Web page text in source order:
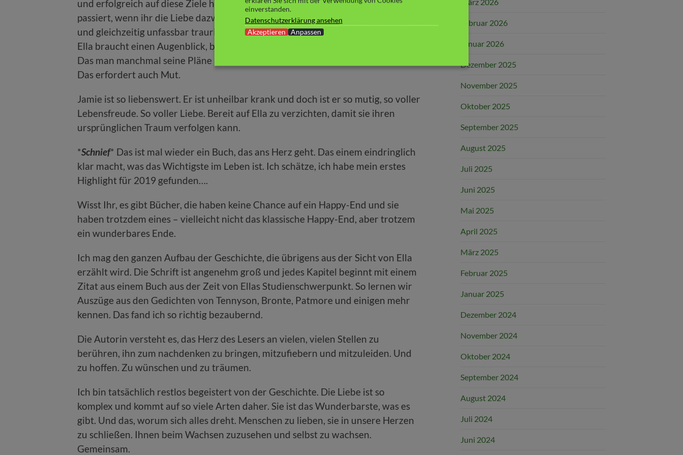
und erfolgreich auf diese Ziele hinarbeitet. Doch eines hat sie nicht bedacht: was
passiert, wenn ihr die Liebe dazwischen kommt? Eine Liebe, die so wunderbar
und gleichzeitig unfassbar traurig ist, denn ihre irdische Zeit ist begrenzt. Und
Ella braucht einen Augenblick, bis ihr klar wird, was sie wirklich im Leben will.
Das man manchmal seine Pläne ändert, weil der Plan ein anderer geworden ist.
Das erfordert auch Mut.
Jamie ist so liebenswert. Er ist unheilbar krank und doch ist er so mutig, so voller
Lebensfreude. So voller Liebe. Bereit auf Ella zu verzichten, damit sie ihren
ursprünglichen Traum verfolgen kann.
*Schnief* Das ist mal wieder ein Buch, das ans Herz geht. Das einem eindringlich
klar macht, was das Wichtigste im Leben ist. Ich schätze, ich habe mein erstes
Highlight für 2019 gefunden….
Wisst Ihr, es gibt Bücher, die haben keine Chance auf ein Happy-End und sie
haben trotzdem eines – vielleicht nicht das klassische Happy-End, aber trotzem
ein wunderbares Ende.
Ich mag den ganzen Aufbau der Geschichte, die übrigens aus der Sicht von Ella
erzählt wird. Die Schrift ist angenehm groß und jedes Kapitel beginnt mit einem
Zitat aus einem Buch aus der Zeit von Ellas Studienschwerpunkt. So lernen wir
Auszüge aus den Gedichten von Tennyson, Bronte, Patmore und einigen mehr
kennen. Das fand ich so richtig bezaubernd.
Die Autorin versteht es, das Herz des Lesers an vielen, vielen Stellen zu
berühren, ihn zum nachdenken zu bringen, mitzufiebern und mitzuleiden. Und
zu hoffen. Zu wünschen und zu träumen.
Ich bin tatsächlich restlos begeistert von der Geschichte. Die Liebe ist so
komplex und kommt auf so viele Arten daher. Sie ist das Wunderbarste, was es
gibt. Und das, worum sich alles dreht. Menschen zu lieben, sie in unsere Herzen
zu schließen. Ihnen beim Wachsen zuzusehen und selbst zu wachsen.
Gemeinsam.
Februar 2026
Januar 2026
Dezember 2025
November 2025
Oktober 2025
September 2025
August 2025
Juli 2025
Juni 2025
Mai 2025
April 2025
März 2025
Februar 2025
Januar 2025
Dezember 2024
November 2024
Oktober 2024
September 2024
August 2024
Juli 2024
Juni 2024
einverstanden.
Datenschutzerklärung ansehen
Akzeptieren
Anpassen